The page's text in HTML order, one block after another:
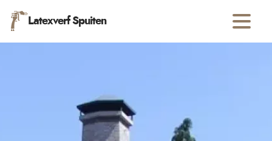
Latexverf Spuiten